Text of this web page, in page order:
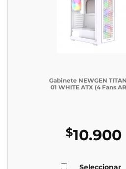
Gabinete NEWGEN
01 WHITE ATX (4 Fans
$10.900
Seleccionar